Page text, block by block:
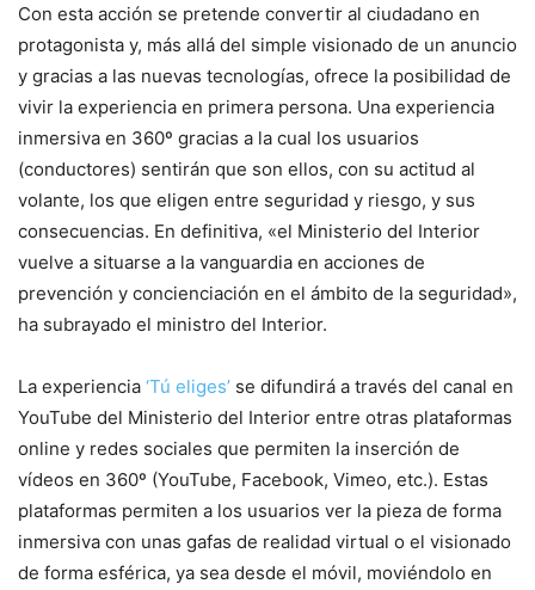
​Con esta acción se pretende convertir al ciudadano en
protagonista y, más allá del simple visionado de un anuncio
y gracias a las nuevas tecnologías, ofrece la posibilidad de
vivir la experiencia en primera persona. Una experiencia
inmersiva en 360º gracias a la cual los usuarios
(conductores) sentirán que son ellos, con su actitud al
volante, los que eligen entre seguridad y riesgo, y sus
consecuencias. En definitiva, «el Ministerio del Interior
vuelve a situarse a la vanguardia en acciones de
prevención y concienciación en el ámbito de la seguridad»,
ha subrayado el ministro del Interior.
La experiencia ‘Tú eliges’ se difundirá a través del canal en
YouTube del Ministerio del Interior entre otras plataformas
online y redes sociales que permiten la inserción de
vídeos en 360º (YouTube, Facebook, Vimeo, etc.). Estas
plataformas permiten a los usuarios ver la pieza de forma
inmersiva con unas gafas de realidad virtual o el visionado
de forma esférica, ya sea desde el móvil, moviéndolo en